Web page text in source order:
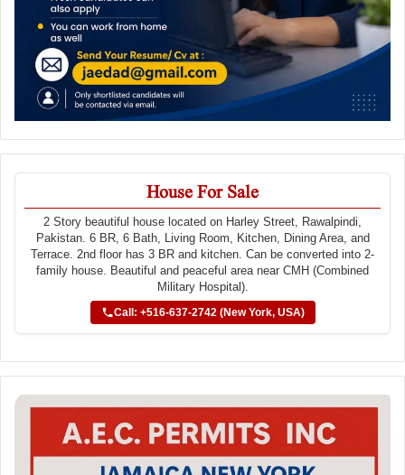
House For Sale
2 Story beautiful house located on Harley Street, Rawalpindi,
Pakistan. 6 BR, 6 Bath, Living Room, Kitchen, Dining Area, and
Terrace. 2nd floor has 3 BR and kitchen. Can be converted into 2-
family house. Beautiful and peaceful area near CMH (Combined
Military Hospital).
Call: +516-637-2742 (New York, USA)